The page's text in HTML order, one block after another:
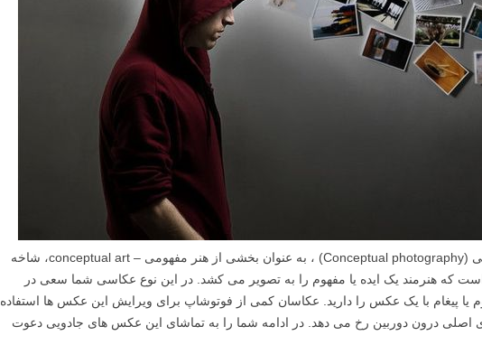
عکاسی مفهومی (Conceptual photography) ، به عنوان بخشی از هنر مفهومی – conceptual art، شاخه
که هنرمند یک ایده یا مفهوم را به تصویر می کشد. در این نوع عکاسی شما سعی در
یا پیغام با یک عکس را دارید. عکاسان کمی از فوتوشاپ برای ویرایش این عکس ها استفاده
اصلی درون دوربین رخ می دهد. در ادامه شما را به تماشای این عکس های جادویی دعوت